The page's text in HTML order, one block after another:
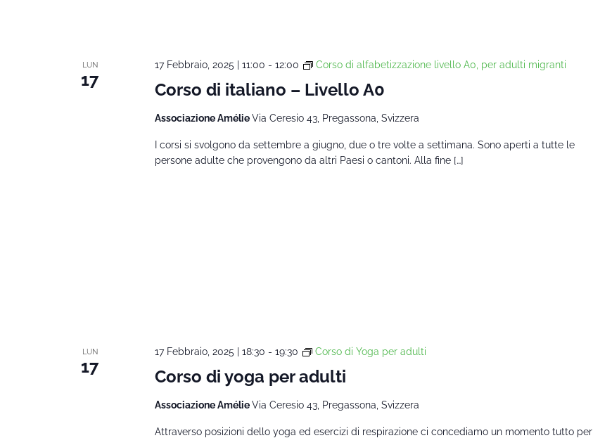
LUN
17 Corso di italiano – Livello A0
17 Febbraio, 2025 | 11:00 - 12:00 Corso di alfabetizzazione livello A0, per adulti migranti
Associazione AmélieVia Ceresio 43, Pregassona, Svizzera
I corsi si svolgono da settembre a giugno, due o tre volte a settimana. Sono aperti a tutte le
persone adulte che provengono da altri Paesi o cantoni. Alla fine […]
LUN
17 Corso di yoga per adulti
17 Febbraio, 2025 | 18:30 - 19:30 Corso di Yoga per adulti
Associazione AmélieVia Ceresio 43, Pregassona, Svizzera
Attraverso posizioni dello yoga ed esercizi di respirazione ci concediamo un momento tutto per